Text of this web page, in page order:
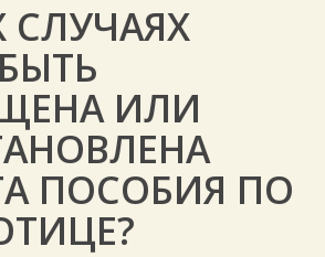
СЛУЧАЯХ
ИЛИ
ПОСОБИЯ ПО